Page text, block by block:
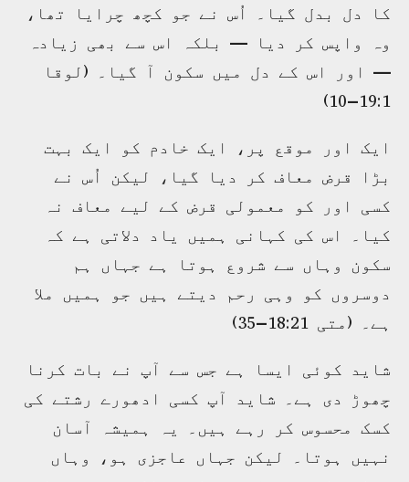
کا دل بدل گیا۔ اُس نے جو کچھ چرایا تھا،
وہ واپس کر دیا — بلکہ اس سے بھی زیادہ
— اور اس کے دل میں سکون آ گیا۔ (لوقا
19:1–10)
ایک اور موقع پر، ایک خادم کو ایک بہت
بڑا قرض معاف کر دیا گیا، لیکن اُس نے
کسی اور کو معمولی قرض کے لیے معاف نہ
کیا۔ اس کی کہانی ہمیں یاد دلاتی ہے کہ
سکون وہاں سے شروع ہوتا ہے جہاں ہم
دوسروں کو وہی رحم دیتے ہیں جو ہمیں ملا
ہے۔ (متی 18:21–35)
شاید کوئی ایسا ہے جس سے آپ نے بات کرنا
چھوڑ دی ہے۔ شاید آپ کسی ادھورے رشتے کی
کسک محسوس کر رہے ہیں۔ یہ ہمیشہ آسان
نہیں ہوتا۔ لیکن جہاں عاجزی ہو، وہاں